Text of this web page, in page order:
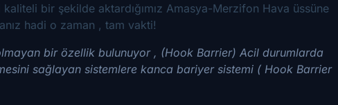
bir şekilde aktardığımız Amasya-Merzifon Hava üssüne
hadi o zaman , tam vakti!
bir özellik bulunuyor , (Hook Barrier) Acil durumlarda
sağlayan sistemlere kanca bariyer sistemi ( Hook Barrier